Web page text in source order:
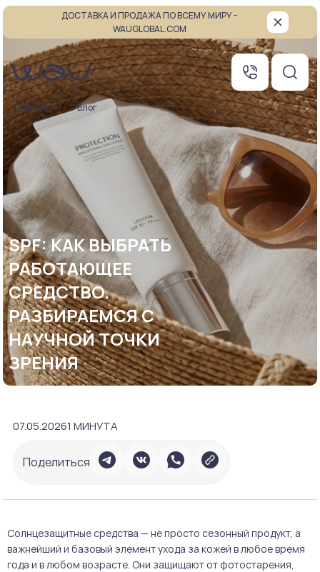
ДОСТАВКА И ПРОДАЖА ПО ВСЕМУ МИРУ -
WAUGLOBAL.COM
Главная Блог
SPF: КАК ВЫБРАТЬ
РАБОТАЮЩЕЕ
СРЕДСТВО.
РАЗБИРАЕМСЯ С
НАУЧНОЙ ТОЧКИ
ЗРЕНИЯ
07.05.20261 МИНУТА
Поделиться
Солнцезащитные средства — не просто сезонный продукт, а
важнейший и базовый элемент ухода за кожей в любое время
года и в любом возрасте. Они защищают от фотостарения,